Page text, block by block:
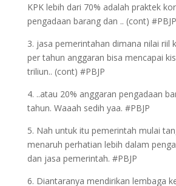
KPK lebih dari 70% adalah praktek
pengadaan barang dan .. (cont) #PBJP
3. jasa pemerintahan dimana nilai riil
per tahun anggaran bisa mencapai
triliun.. (cont) #PBJP
4. ..atau 20% anggaran pengadaan
tahun. Waaah sedih yaa. #PBJP
5. Nah untuk itu pemerintah mulai
menaruh perhatian lebih dalam
dan jasa pemerintah. #PBJP
6. Diantaranya mendirikan lembaga